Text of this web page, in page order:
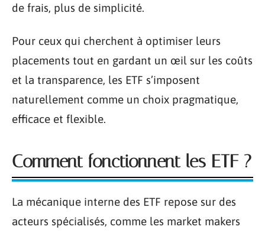
de frais, plus de simplicité.
Pour ceux qui cherchent à optimiser leurs
placements tout en gardant un œil sur les coûts
et la transparence, les ETF s’imposent
naturellement comme un choix pragmatique,
efficace et flexible.
Comment fonctionnent les ETF ?
La mécanique interne des ETF repose sur des
acteurs spécialisés, comme les market makers